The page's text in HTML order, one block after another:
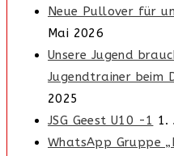
Neue Pullover für
Mai 2026
Unsere Jugend
Jugendtrainer beim
2025
JSG Geest U10 -1 1.
WhatsApp Gruppe